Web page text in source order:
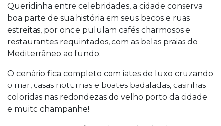
Queridinha entre celebridades, a cidade conserva
boa parte de sua história em seus becos e ruas
estreitas, por onde pululam cafés charmosos e
restaurantes requintados, com as belas praias do
Mediterrâneo ao fundo.
O cenário fica completo com iates de luxo cruzando
o mar, casas noturnas e boates badaladas, casinhas
coloridas nas redondezas do velho porto da cidade
e muito champanhe!